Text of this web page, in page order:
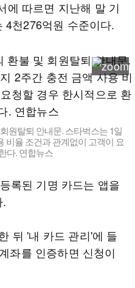
에 따르면 지난해 말 기
4천276억원 수준이다.
원탈퇴 안내문. 스타벅스는 1일
비율 조건과 관계없이 고객이 요
다. 연합뉴스
록된 기명 카드는 앱을
뒤 '내 카드 관리'에 들
좌를 인증하면 신청이